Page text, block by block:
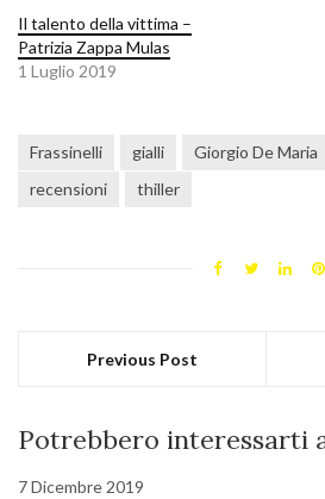
Il talento della vittima –
Patrizia Zappa Mulas
1 Luglio 2019
Frassinelli gialli Giorgio De Maria
recensioni
thiller
Previous Post
Potrebbero interessarti
7 Dicembre 2019